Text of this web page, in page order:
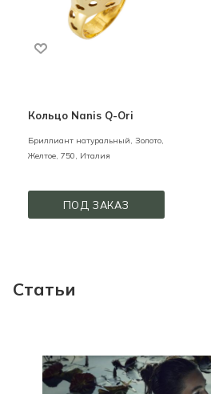
Кольцо Nanis Q-Ori
Бриллиант натуральный, Золото,
Желтое, 750, Италия
ПОД ЗАКАЗ
Статьи